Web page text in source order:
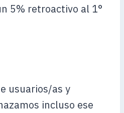
5% retroactivo al 1°
usuarios/as y
incluso ese